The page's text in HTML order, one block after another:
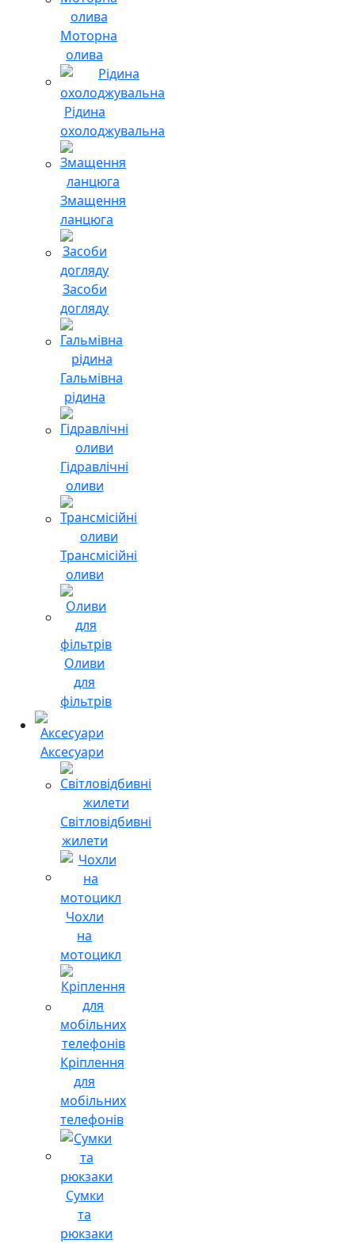
Моторна
олива
Рідина
охолоджувальна
Змащення
ланцюга
Засоби
догляду
Гальмівна
рідина
Гідравлічні
оливи
Трансмісійні
оливи
Оливи
для
фільтрів
Аксесуари
Світловідбивні
жилети
Чохли
на
мотоцикл
Кріплення
для
мобільних
телефонів
Сумки
та
рюкзаки